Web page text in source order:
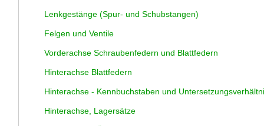
Lenkgestänge (Spur- und Schubstangen)
Felgen und Ventile
Vorderachse Schraubenfedern und Blattfedern
Hinterachse Blattfedern
Hinterachse - Kennbuchstaben und
Hinterachse, Lagersätze